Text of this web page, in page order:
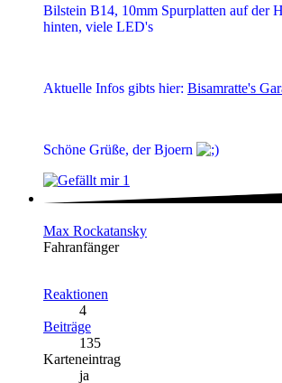
Bilstein B14, 10mm Spurplatten auf der
hinten, viele LED's
Aktuelle Infos gibts hier: Bisamratte's
Schöne Grüße, der Bjoern
1
Max Rockatansky
Fahranfänger
Reaktionen
4
Beiträge
135
Karteneintrag
ja